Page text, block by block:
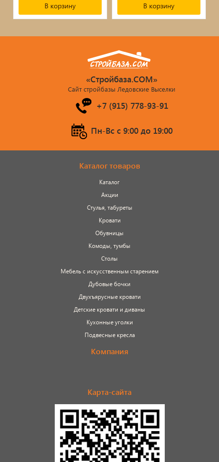
В корзину В корзину
«Стройбаза.COM»
Сайт стройбазы Ледовские Выселки
+7 (915) 778-93-91
Пн-Вс c 9:00 до 19:00
Каталог товаров
Каталог
Акции
Стулья, табуреты
Кровати
Обувницы
Комоды, тумбы
Столы
Мебель с искусственным старением
Дубовые бочки
Двухъярусные кровати
Детские кровати и диваны
Кухонные уголки
Подвесные кресла
Компания
Карта-сайта